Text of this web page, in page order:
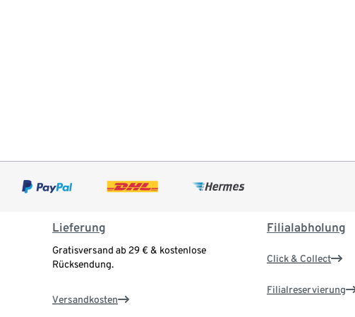
Lieferung
Gratisversand ab 29 € & kostenlose
Rücksendung.
Versandkosten
Filialabholung
Click & Collect
Filialreservierung